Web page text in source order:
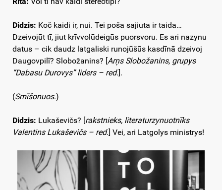
Didzis: Koč kaidi ir, nui. Tei poša sajiuta ir taida…
Dzeivojūt tī, jiut krīvvolūdeigūs puorsvoru. Es ari nazynu
datus – cik daudz latgaliski runojūšūs kasdīnā dzeivoj
Daugovpilī? Slobožanins? [Arņs Slobožanins, grupys
“Dabasu Durovys” liders – red.].
(Smīšonuos.)
Didzis: Lukaševičs? [rakstnieks, literaturzynuotnīks
Valentins Lukaševičs – red.] Vei, ari Latgolys ministrys!